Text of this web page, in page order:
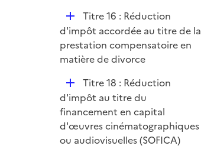
D
é
p
l
r
Titre 16 : Réduction
d'impôt accordée au titre de la
prestation compensatoire en
matière de divorce
D
é
p
l
i
Titre 18 : Réduction
d'impôt au titre du
financement en capital
d'œuvres cinématographiques
ou audiovisuelles (SOFICA)